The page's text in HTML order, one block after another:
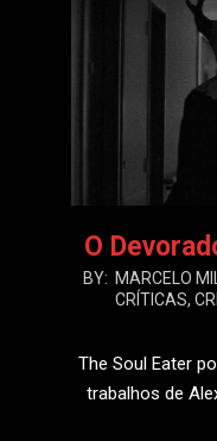
O
2024-
BY: MARCELO
CRÍTICAS,
The Soul Eater
trabalhos de